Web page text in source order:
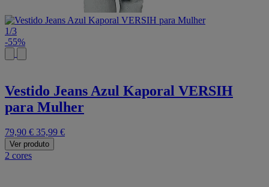
1/3
-55%
Vestido Jeans Azul Kaporal VERSIH
para Mulher
79,90 € 35,99 €
Ver produto
2 cores